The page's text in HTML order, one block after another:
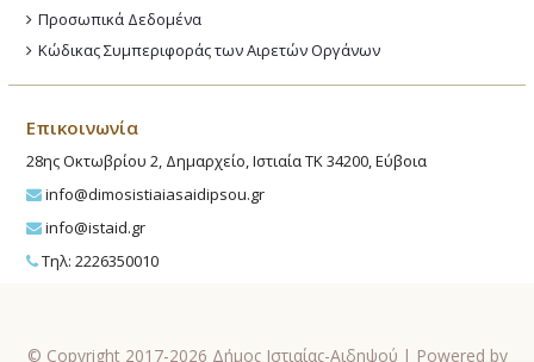
Προσωπικά Δεδομένα
Κώδικας Συμπεριφοράς των Αιρετών Οργάνων
Επικοινωνία
28ης Οκτωβρίου 2, Δημαρχείο, Ιστιαία ΤΚ 34200, Εύβοια
info@dimosistiaiasaidipsou.gr
info@istaid.gr
Τηλ: 2226350010
© Copyright 2017-2026 Δήμος Ιστιαίας-Αιδηψού | Powered by